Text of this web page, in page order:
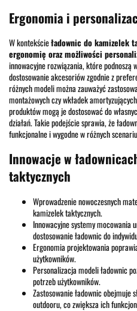
Ergonomia i
W kontekścieładownic do kamizelek
ergonomię oraz możliwości
innowacyjne rozwiązania, które podnoszą
dostosowanie akcesoriów zgodnie z
różnych modeli można zauważyć
montażowych czy wkładek
produktów mogą je dostosować do
działań. Takie podejście sprawia, że
funkcjonalne i wygodne w różnych
Innowacje w
taktycznych
Wprowadzenie nowoczesnych
kamizelek taktycznych.
Innowacyjne systemy mocowania
dostosowanie ładownic do
Ergonomia projektowania
użytkowników.
Personalizacja modeli ładownic
potrzeb użytkowników.
Zastosowanie ładownic obejmuje
outdooru, co zwiększa ich